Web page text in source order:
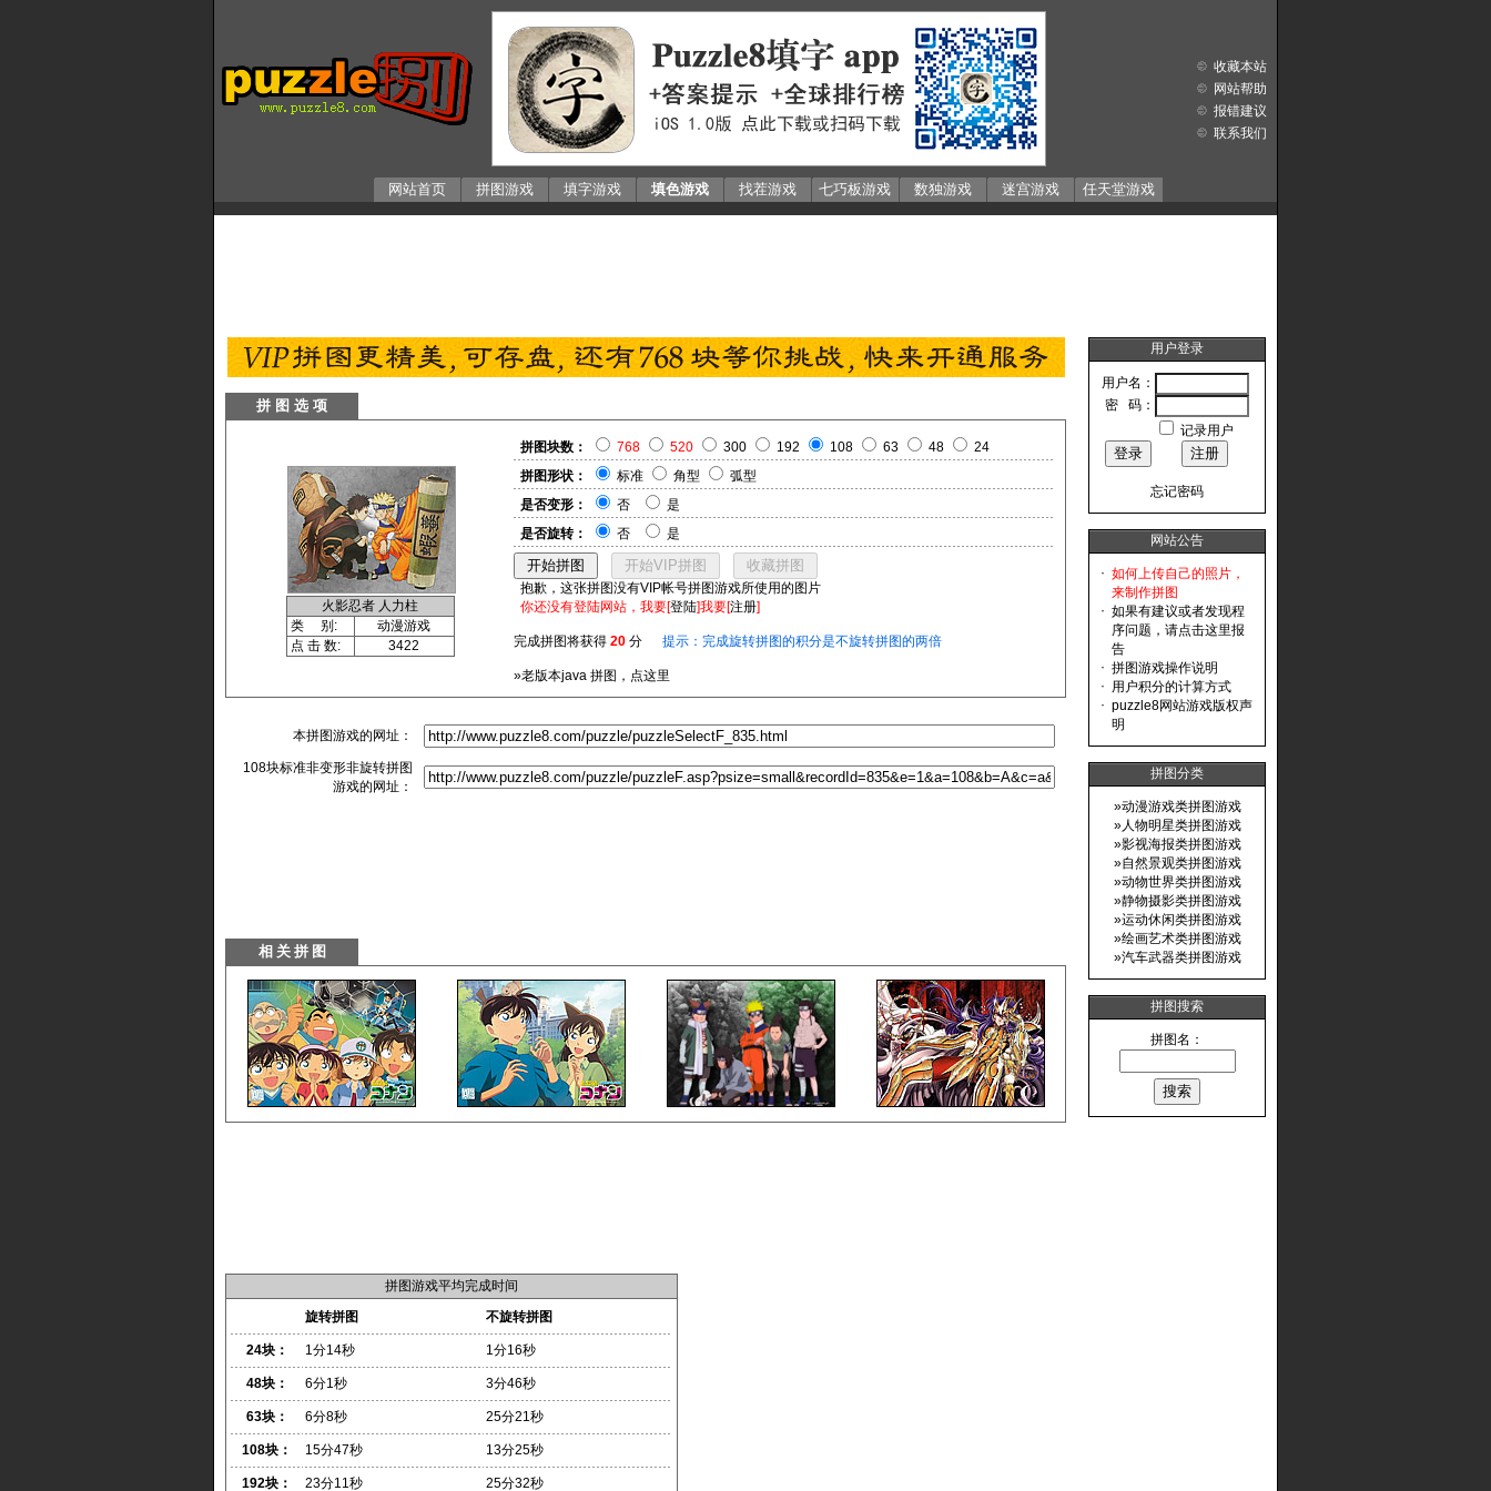
网站首页 拼图游戏 填字游戏 填色游戏 找茬游戏 七巧板游戏 数独游戏 迷宫游戏 任天堂游戏
收藏本站
网站帮助
报错建议
联系我们
拼 图 选 项
火影忍者 人力柱
类 别:
动漫游戏
点 击 数:
3422
拼图块数： 768 520 300 192 108 63 48
24
拼图形状：
标准 角型
弧型
是否变形：
否
是
是否旋转：
否 是
抱歉，这张拼图没有VIP帐号拼图游戏所使用的图片
你还没有登陆网站，我要[登陆]我要[注册]
完成拼图将获得 20 分 提示：完成旋转拼图的积分是不旋转拼图的两倍
»老版本java 拼图，点这里
本拼图游戏的网址：
108块标准非变形非旋转拼图
游戏的网址：
拼图游戏平均完成时间
旋转拼图
不旋转拼图
24块： 1分14秒 1分16秒
48块： 6分1秒 3分46秒
63块： 6分8秒 25分21秒
108块： 15分47秒 13分25秒
192块： 23分11秒 25分32秒
用户登录
用户名：
密 码：
记录用户
忘记密码
网站公告
· 如何上传自己的照片，
来制作拼图
· 如果有建议或者发现程
序问题，请点击这里报
告
· 拼图游戏操作说明
· 用户积分的计算方式
· puzzle8网站游戏版权声
明
拼图分类
»动漫游戏类拼图游戏
»人物明星类拼图游戏
»影视海报类拼图游戏
»自然景观类拼图游戏
»动物世界类拼图游戏
»静物摄影类拼图游戏
»运动休闲类拼图游戏
»绘画艺术类拼图游戏
»汽车武器类拼图游戏
拼图搜索
拼图名：